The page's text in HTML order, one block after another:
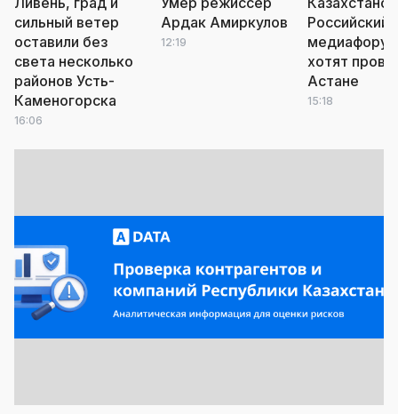
сильный ветер
оставили без
света несколько
районов Усть-
Каменогорска
16:06
Ардак Амиркулов
12:19
Российский
медиафорум
хотят
Астане
15:18